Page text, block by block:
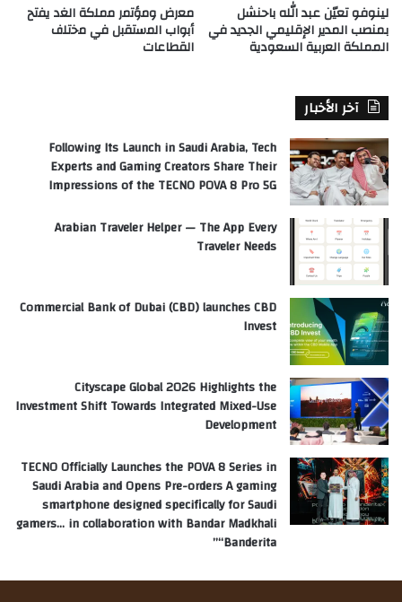
لينوفو تعيّن عبد الله باحنشل
بمنصب المدير الإقليمي الجديد في
المملكة العربية السعودية
ﻣﻌرض وﻣؤﺗﻣر ﻣﻣﻠﻛﺔ اﻟﻐد ﯾﻔﺗﺢ
أﺑواب اﻟﻣﺳﺗﻘﺑل ﻓﻲ ﻣﺧﺗﻠف
اﻟﻘطﺎﻋﺎت
آخر الأخبار
Following Its Launch in Saudi Arabia, Tech
Experts and Gaming Creators Share Their
Impressions of the TECNO POVA 8 Pro 5G
Arabian Traveler Helper — The App Every
Traveler Needs
Commercial Bank of Dubai (CBD) launches CBD
Invest
Cityscape Global 2026 Highlights the
Investment Shift Towards Integrated Mixed-Use
Development
TECNO Officially Launches the POVA 8 Series in
Saudi Arabia and Opens Pre-orders A gaming
smartphone designed specifically for Saudi
gamers… in collaboration with Bandar Madkhali
“Banderita”